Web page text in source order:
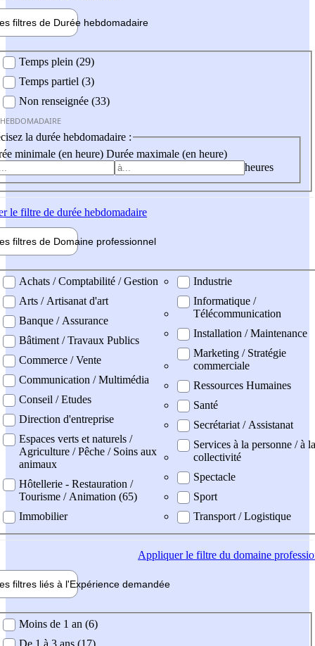
filtres de Durée hebdomadaire
Temps plein (29)
Temps partiel (3)
Non renseignée (33)
la durée hebdomadaire :
minimale (en heure) Durée maximale (en heure)
heures
le filtre de durée hebdomadaire
filtres de Domaine professionnel
professionel
Achats / Comptabilité / Gestion
Arts / Artisanat d'art
Banque / Assurance
Bâtiment / Travaux Publics
Commerce / Vente
Communication / Multimédia
Conseil / Etudes
Direction d'entreprise
Espaces verts et naturels /
Agriculture / Pêche / Soins aux
animaux
Hôtellerie - Restauration /
Tourisme / Animation (65)
Immobilier
Industrie
Informatique /
Télécommunication
Installation / Maintenance
Marketing / Stratégie
commerciale
Ressources Humaines
Santé
Secrétariat / Assistanat
Services à la personne / à la
collectivité
Spectacle
Sport
Transport / Logistique
Appliquerle filtre du domaine
filtres liés à l'Expérience demandée
demandée
Moins de 1 an (6)
De 1 à 3 ans (17)